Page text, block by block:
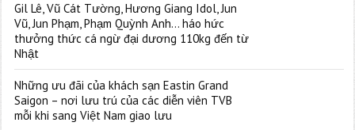
Gil Lê, Vũ Cát Tường, Hương Giang Idol, Jun
Vũ, Jun Phạm, Phạm Quỳnh Anh… háo hức
thưởng thức cá ngừ đại dương 110kg đến từ
Nhật
Những ưu đãi của khách sạn Eastin Grand
Saigon – nơi lưu trú của các diễn viên TVB
mỗi khi sang Việt Nam giao lưu